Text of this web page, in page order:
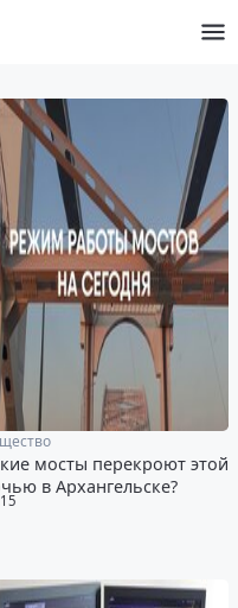
2025
мосты перекроют этой
в Архангельске?